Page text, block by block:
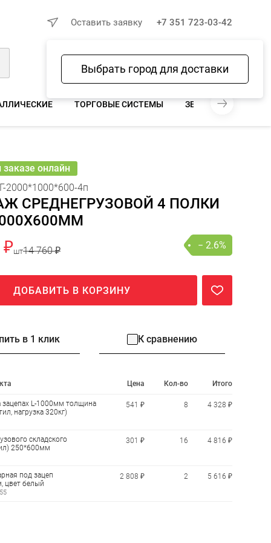
Выбрать город для доставки
Оставить заявку +7 351 723-03-42
Избранное Сравнение Корзина
ТОРГОВЫЕ СИСТЕМЫ ЗЕРКАЛА ДЛЯ
₽
₽
заказе онлайн
2000*1000*600-4п
СРЕДНЕГРУЗОВОЙ 4 ПОЛКИ
₽шт14 760 ₽ − 2.6%
ДОБАВИТЬ В КОРЗИНУ
в 1 клик К сравнению
Цена Кол-во Итого
зацепах L-1000мм толщина
нагрузка 320кг)
541 ₽ 8 4 328 ₽
складского
250*600мм
301 ₽ 16 4 816 ₽
под зацеп
цвет белый
2 808 ₽ 2 5 616 ₽